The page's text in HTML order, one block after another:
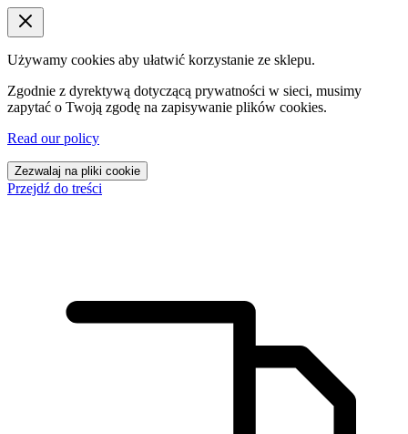
Używamy cookies aby ułatwić korzystanie ze sklepu.
Zgodnie z dyrektywą dotyczącą prywatności w sieci, musimy
zapytać o Twoją zgodę na zapisywanie plików cookies.
Read our policy
Zezwalaj na pliki cookie
Przejdź do treści